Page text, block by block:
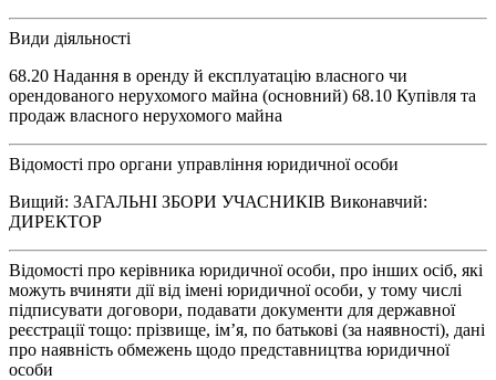
Види діяльності
68.20 Надання в оренду й експлуатацію власного чи
орендованого нерухомого майна (основний) 68.10 Купівля та
продаж власного нерухомого майна
Відомості про органи управління юридичної особи
Вищий: ЗАГАЛЬНІ ЗБОРИ УЧАСНИКІВ Виконавчий:
ДИРЕКТОР
Відомості про керівника юридичної особи, про інших осіб, які
можуть вчиняти дії від імені юридичної особи, у тому числі
підписувати договори, подавати документи для державної
реєстрації тощо: прізвище, ім’я, по батькові (за наявності), дані
про наявність обмежень щодо представництва юридичної
особи